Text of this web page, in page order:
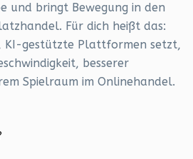
und bringt Bewegung in den
Für dich heißt das:
KI-gestützte Plattformen setzt,
besserer
Spielraum im Onlinehandel.